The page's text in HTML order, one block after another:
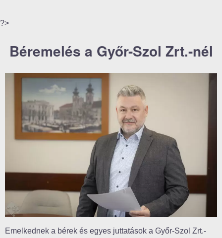
?>
Béremelés a Győr-Szol Zrt.-nél
Emelkednek a bérek és egyes juttatások a Győr-Szol Zrt.-